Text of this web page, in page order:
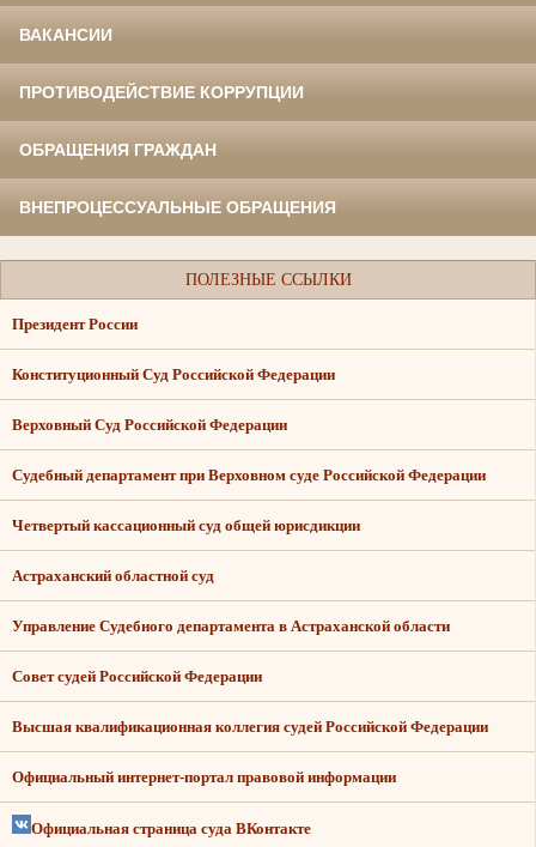
ВАКАНСИИ
ПРОТИВОДЕЙСТВИЕ КОРРУПЦИИ
ОБРАЩЕНИЯ ГРАЖДАН
ВНЕПРОЦЕССУАЛЬНЫЕ ОБРАЩЕНИЯ
ПОЛЕЗНЫЕ ССЫЛКИ
Президент России
Конституционный Суд Российской Федерации
Верховный Суд Российской Федерации
Судебный департамент при Верховном суде Российской Федерации
Четвертый кассационный суд общей юрисдикции
Астраханский областной суд
Управление Судебного департамента в Астраханской области
Совет судей Российской Федерации
Высшая квалификационная коллегия судей Российской Федерации
Официальный интернет-портал правовой информации
Официальная страница суда ВКонтакте